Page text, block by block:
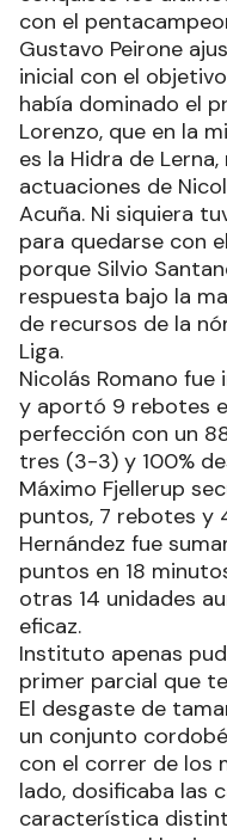
con el
Gustavo Peirone
inicial con el
había dominado el
Lorenzo, que en la
es la Hidra de
actuaciones de
Acuña. Ni siquiera
para quedarse con
porque Silvio
respuesta bajo la
de recursos de la
Liga.
Nicolás Romano
y aportó 9 rebotes
perfección con un
tres (3-3) y 100%
Máximo Fjellerup
puntos, 7 rebotes y
Hernández fue
puntos en 18
otras 14 unidades
eficaz.
Instituto apenas
primer parcial que
El desgaste de
un conjunto
con el correr de los
lado, dosificaba las
característica